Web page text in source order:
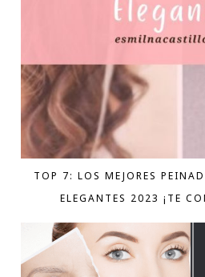
TOP 7: LOS MEJORES
ELEGANTES 2023 ¡TE